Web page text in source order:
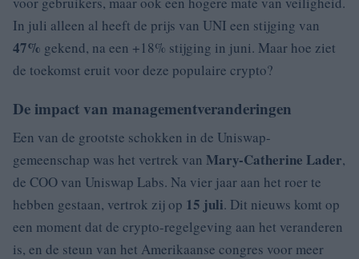
In juli alleen al heeft de prijs van UNI een stijging van
47% gekend, na een +18% stijging in juni. Maar hoe ziet
de toekomst eruit voor deze populaire crypto?
De impact van managementveranderingen
Een van de grootste schokken in de Uniswap-
gemeenschap was het vertrek van Mary-Catherine Lader,
de COO van Uniswap Labs. Na vier jaar aan het roer te
hebben gestaan, vertrok zij op 15 juli. Dit nieuws komt op
een moment dat de crypto-regelgeving aan het veranderen
is, en de steun van het Amerikaanse congres voor meer